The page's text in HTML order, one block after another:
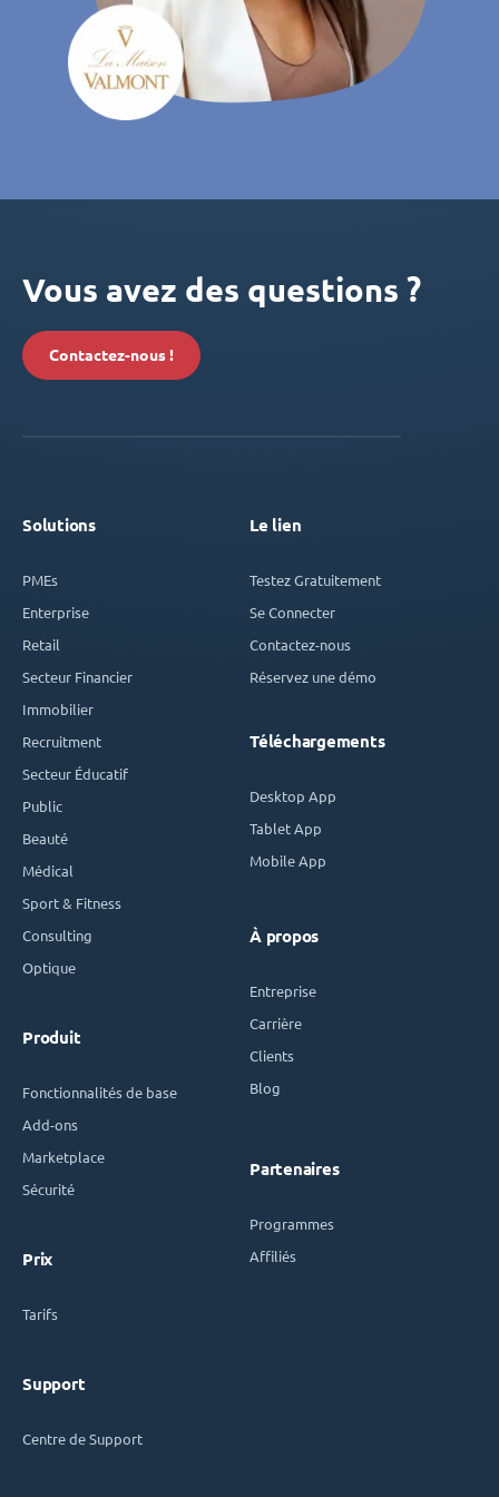
Vous avez des questions ?
Contactez-nous !
Solutions
PMEs
Enterprise
Retail
Secteur Financier
Immobilier
Recruitment
Secteur Éducatif
Public
Beauté
Médical
Sport & Fitness
Consulting
Optique
Produit
Fonctionnalités de base
Add-ons
Marketplace
Sécurité
Prix
Tarifs
Support
Centre de Support
Le lien
Testez Gratuitement
Se Connecter
Contactez-nous
Réservez une démo
Téléchargements
Desktop App
Tablet App
Mobile App
À propos
Entreprise
Carrière
Clients
Blog
Partenaires
Programmes
Affiliés